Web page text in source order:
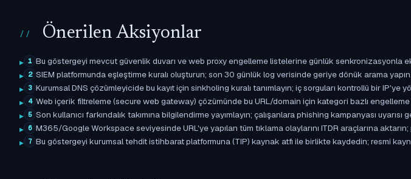
Önerilen Aksiyonlar
1 Bu göstergeyi mevcut güvenlik duvarı ve web proxy engelleme listelerine günlük senkronizasyonla
2 SIEM platformunda eşleştirme kuralı oluşturun; son 30 günlük log verisinde geriye dönük arama yapın.
3 Kurumsal DNS çözümleyicide bu kayıt için sinkholing kuralı tanımlayın; iç sorguları kontrollü bir IP'ye
4 Web içerik filtreleme (secure web gateway) çözümünde bu URL/domain için kategori bazlı engelleme
5 Son kullanıcı farkındalık takımına bilgilendirme yayımlayın; çalışanlara phishing kampanyası
6 M365/Google Workspace seviyesinde URL'ye yapılan tüm tıklama olaylarını ITDR araçlarına
7 Bu göstergeyi kurumsal tehdit istihbarat platformuna (TIP) kaynak atfı ile birlikte kaydedin; resmi